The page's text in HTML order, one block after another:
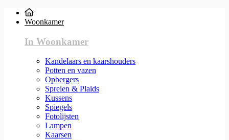
Woonkamer
In Woonkamer
Kandelaars en kaarshouders
Potten en vazen
Opbergers
Spreien & Plaids
Kussens
Spiegels
Fotolijsten
Lampen
Kaarsen